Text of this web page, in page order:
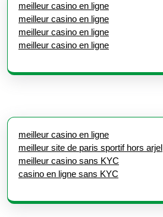
meilleur casino en ligne
meilleur casino en ligne
meilleur casino en ligne
meilleur casino en ligne
meilleur casino en ligne
meilleur site de paris sportif hors arjel
meilleur casino sans KYC
casino en ligne sans KYC